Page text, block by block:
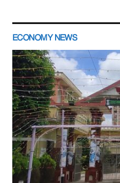
ECONOMY NEWS